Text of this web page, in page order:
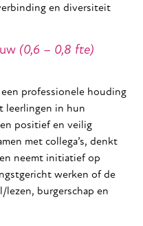
en diversiteit
(0,6 – 0,8 fte)
professionele houding
leerlingen in hun
positief en veilig
met collega’s, denkt
neemt initiatief op
werken of de
lezen, burgerschap en